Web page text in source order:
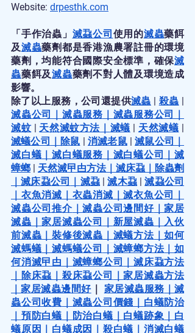
Website: drpesthk.com
「手作治蟲」 滅蝨公司 使用的滅蟲藥餌
及滅蟲藥劑都是香港漁農署註冊的環境
藥劑，均能符合國際安全標準，確保滅
蟲藥餌及滅蟲藥劑不對人體及環境造成
影響。
除了以上服務，公司還提供滅蟲 | 殺蟲 |
滅蟲公司 ｜ 滅蟲服務 ｜ 滅蟲服務公司 ｜
滅蚊 | 天然滅蚊方法 ｜ 滅蟻 | 天然滅蟻 |
滅蟻公司 ｜ 除鼠 | 消滅老鼠 | 滅鼠公司 ｜
滅白蟻 ｜ 滅白蟻服務 ｜ 滅白蟻公司 ｜ 滅
蟑螂 | 天然滅曱甴方法｜ 滅床蝨 ｜ 除蟲劑
｜滅床蝨公司 ｜ 滅蝨 | 滅木蝨 | 滅蝨公司
｜ 衣魚消滅 ｜ 衣蟲消滅 ｜滅衣魚公司 ｜
滅蟲公司推介｜滅蟲公司邊間好｜家居
滅蟲 ｜家居滅蟲公司 ｜ 新屋滅蟲 ｜ 入伙
前滅蟲 ｜ 裝修後滅蟲 ｜ 滅蟻方法｜如何
滅螞蟻 ｜ 滅螞蟻公司 ｜ 滅蟑螂方法｜ 如
何消滅曱甴 ｜ 滅蟑螂公司 ｜ 滅床蝨方法
｜ 除床蝨 ｜ 殺床蝨公司 ｜家居滅蟲方法
｜家居滅蟲邊間好｜ 家居滅蟲服務 ｜滅
蟲公司收費 ｜ 滅蟲公司價錢 ｜ 白蟻防治
｜ 預防白蟻 ｜ 防治白蟻 ｜ 白蟻跡象 ｜ 白
蟻原因 ｜ 白蟻成因 ｜ 殺白蟻 ｜ 消滅白蟻